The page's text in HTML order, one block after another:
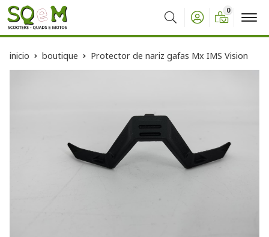
Buscar
0
inicio boutique Protector de nariz gafas Mx IMS Vision